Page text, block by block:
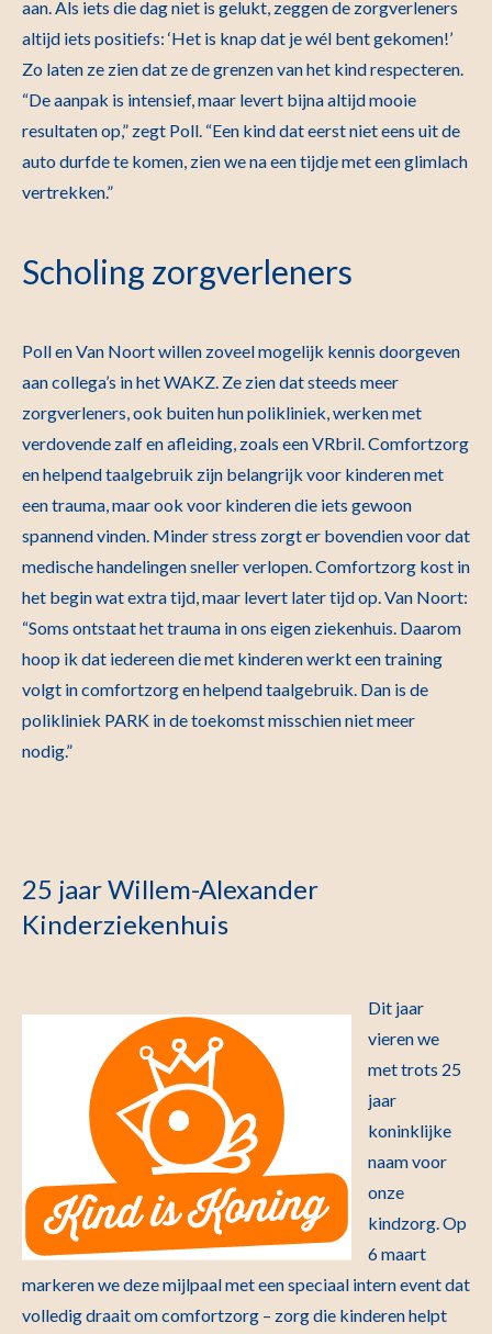
aan. Als iets die dag niet is gelukt, zeggen de zorgverleners
altijd iets positiefs: ‘Het is knap dat je wél bent gekomen!’
Zo laten ze zien dat ze de grenzen van het kind respecteren.
“De aanpak is intensief, maar levert bijna altijd mooie
resultaten op,” zegt Poll. “Een kind dat eerst niet eens uit de
auto durfde te komen, zien we na een tijdje met een glimlach
vertrekken.”
Scholing zorgverleners
Poll en Van Noort willen zoveel mogelijk kennis doorgeven
aan collega’s in het WAKZ. Ze zien dat steeds meer
zorgverleners, ook buiten hun polikliniek, werken met
verdovende zalf en afleiding, zoals een VRbril. Comfortzorg
en helpend taalgebruik zijn belangrijk voor kinderen met
een trauma, maar ook voor kinderen die iets gewoon
spannend vinden. Minder stress zorgt er bovendien voor dat
medische handelingen sneller verlopen. Comfortzorg kost in
het begin wat extra tijd, maar levert later tijd op. Van Noort:
“Soms ontstaat het trauma in ons eigen ziekenhuis. Daarom
hoop ik dat iedereen die met kinderen werkt een training
volgt in comfortzorg en helpend taalgebruik. Dan is de
polikliniek PARK in de toekomst misschien niet meer
nodig.”
25 jaar Willem-Alexander
Kinderziekenhuis
Dit jaar
vieren we
met trots 25
jaar
koninklijke
naam voor
onze
kindzorg. Op
6 maart
markeren we deze mijlpaal met een speciaal intern event dat
volledig draait om comfortzorg – zorg die kinderen helpt